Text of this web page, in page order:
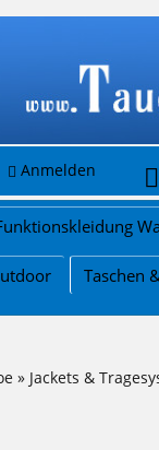
Anmelden
Taschen
» Jackets &